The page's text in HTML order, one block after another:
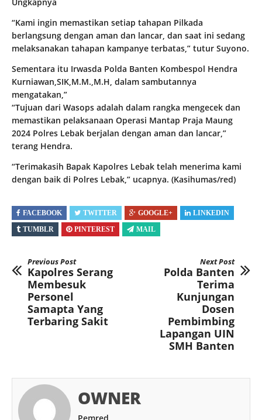
Ungkapnya
“Kami ingin memastikan setiap tahapan Pilkada
berlangsung dengan aman dan lancar, dan saat ini sedang
melaksanakan tahapan kampanye terbatas,” tutur Suyono.
Sementara itu Irwasda Polda Banten Kombespol Hendra
Kurniawan,SIK,M.M.,M.H, dalam sambutannya
mengatakan,”
“Tujuan dari Wasops adalah dalam rangka mengecek dan
memastikan pelaksanaan Operasi Mantap Praja Maung
2024 Polres Lebak berjalan dengan aman dan lancar,”
terang Hendra.
“Terimakasih Bapak Kapolres Lebak telah menerima kami
dengan baik di Polres Lebak,” ucapnya. (Kasihumas/red)
FACEBOOK TWITTER GOOGLE+
LINKEDIN
TUMBLR
PINTEREST MAIL
Previous Post
Kapolres Serang
Membesuk
Personel
Samapta Yang
Terbaring Sakit
Next Post
Polda Banten
Terima
Kunjungan
Dosen
Pembimbing
Lapangan UIN
SMH Banten
OWNER